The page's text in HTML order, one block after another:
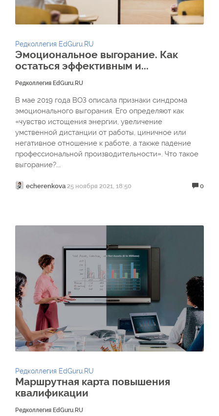
Редколлегия EdGuru.RU
Эмоциональное выгорание. Как
остаться эффективным и...
Редколлегия EdGuru.RU
В мае 2019 года ВОЗ описала признаки синдрома
эмоционального выгорания. Его определяют как
«чувство истощения энергии, увеличение
умственной дистанции от работы, циничное или
негативное отношение к работе, а также падение
профессиональной производительности». Что такое
выгорание?...
echerenkova 25 ноября 2021, 18:50 0
Редколлегия EdGuru.RU
Маршрутная карта повышения
квалификации
Редколлегия EdGuru.RU